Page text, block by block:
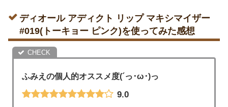
ディオール アディクト リップ マキシマイザー
#019(トーキョー ピンク)を使ってみた感想
ふみえの個人的オススメ度(´っ･ω･)っ
9.0